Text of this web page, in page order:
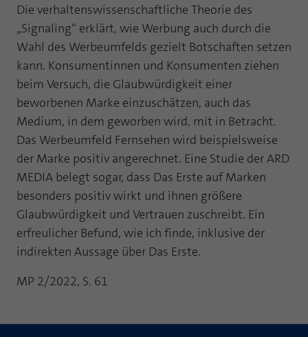
Die verhaltenswissenschaftliche Theorie des
„Signaling“ erklärt, wie Werbung auch durch die
Wahl des Werbeumfelds gezielt Botschaften setzen
kann. Konsumentinnen und Konsumenten ziehen
beim Versuch, die Glaubwürdigkeit einer
beworbenen Marke einzuschätzen, auch das
Medium, in dem geworben wird, mit in Betracht.
Das Werbeumfeld Fernsehen wird beispielsweise
der Marke positiv angerechnet. Eine Studie der ARD
MEDIA belegt sogar, dass Das Erste auf Marken
besonders positiv wirkt und ihnen größere
Glaubwürdigkeit und Vertrauen zuschreibt. Ein
erfreulicher Befund, wie ich finde, inklusive der
indirekten Aussage über Das Erste.
MP 2/2022, S. 61